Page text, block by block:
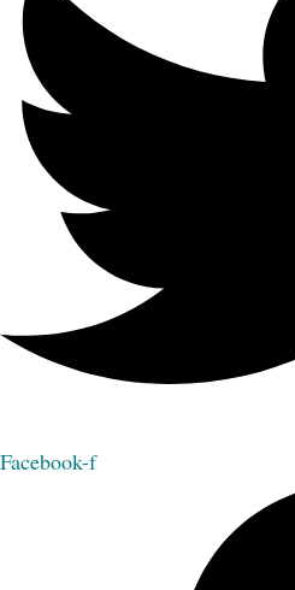
Facebook-f